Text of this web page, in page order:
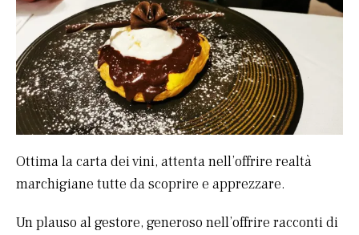
Ottima la carta dei vini, attenta nell’offrire realtà
marchigiane tutte da scoprire e apprezzare.
Un plauso al gestore, generoso nell’offrire racconti di